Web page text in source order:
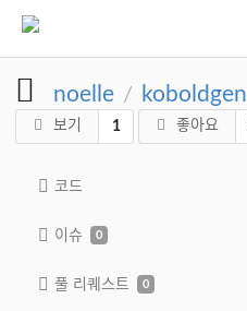
noelle / koboldgen
보기 1 좋아요
코드
이슈 0
풀 리퀘스트 0